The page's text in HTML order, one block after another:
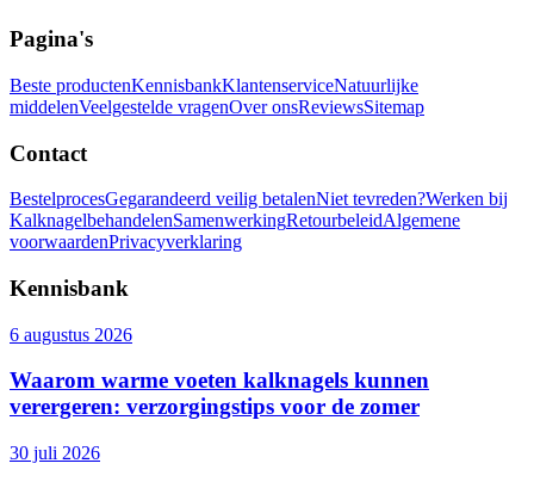
Pagina's
Beste productenKennisbankKlantenserviceNatuurlijke
middelenVeelgestelde vragenOver onsReviewsSitemap
Contact
BestelprocesGegarandeerd veilig betalenNiet tevreden?Werken bij
KalknagelbehandelenSamenwerkingRetourbeleidAlgemene
voorwaardenPrivacyverklaring
Kennisbank
6 augustus 2026
Waarom warme voeten kalknagels kunnen
verergeren: verzorgingstips voor de zomer
30 juli 2026